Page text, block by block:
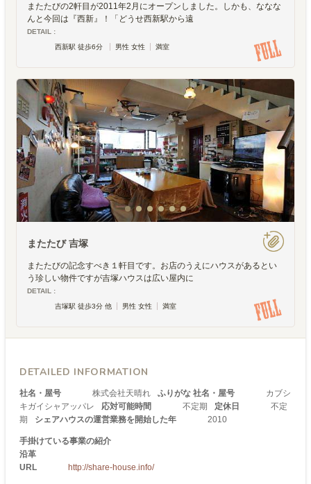
またたびの2軒目が2011年2月にオープンしました。しかも、ななな
んと今回は『西新』！「どうせ西新駅から遠
DETAIL :
西新駅 徒歩6分
男性 女性 満室
またたび 吉塚
またたびの記念すべき１軒目です。お店のうえにハウスがあるとい
う珍しい物件ですが吉塚ハウスは広い屋内に
DETAIL :
吉塚駅 徒歩3分 他
男性 女性 満室
DETAILED INFORMATION
社名・屋号 株式会社天晴れ ふりがな 社名・屋号
カブシ
キガイシャアッパレ
応対可能時間 不定期 定休日
不定
期
シェアハウスの運営業務を開始した年 2010
手掛けている事業の紹介
沿革
URL
http://share-house.info/